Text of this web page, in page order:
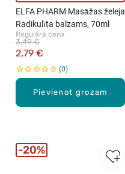
Pievienot grozam
ELFA PHARM Masāžas želeja
Radikulīta balzams, 70ml
Regulārā cena
2,79 €
3,49 €
0
20%